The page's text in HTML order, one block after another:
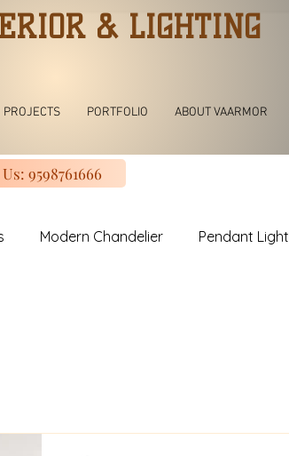
& LIGHTING
PROJECTS PORTFOLIO ABOUT VAARMOR
9598761666
Modern Chandelier Pendant Light